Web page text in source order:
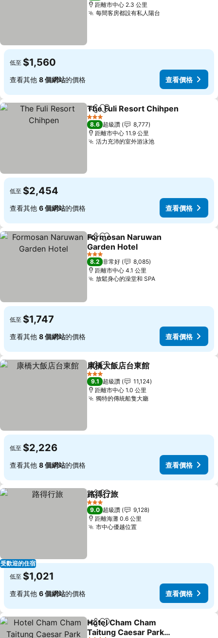
距離市中心 2.3 公里
每間客房都設有私人陽台
低至 $1,560
查看其他 8 個網站的價格 查看價格
分享 加入我的最愛
The Fuli Resort Chihpen
3 星級
8.6 超級讚
8,777
距離市中心 11.9 公里
活力充沛的室外游泳池
低至 $2,454
查看其他 6 個網站的價格 查看價格
分享 加入我的最愛
Formosan Naruwan
Garden Hotel
3 星級
8.2 非常好
8,085
距離市中心 4.1 公里
放鬆身心的澡堂和 SPA
低至 $1,747
查看其他 8 個網站的價格 查看價格
分享 加入我的最愛
康橋大飯店台東館
3 星級
9.1 超級讚
11,124
距離市中心 1.0 公里
獨特的傳統船隻大廳
低至 $2,226
查看其他 8 個網站的價格 查看價格
受歡迎的住宿
分享 加入我的最愛
路得行旅
3 星級
9.0 超級讚
9,128
距離海灘 0.6 公里
市中心優越位置
低至 $1,021
查看其他 6 個網站的價格 查看價格
分享 加入我的最愛
Hotel Cham Cham
Taitung Caesar Park